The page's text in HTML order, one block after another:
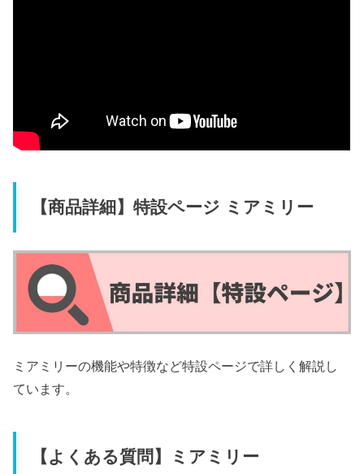
【商品詳細】特設ページ ミアミリー
ミアミリーの機能や特徴など特設ページで詳しく解説し
ています。
【よくある質問】ミアミリー